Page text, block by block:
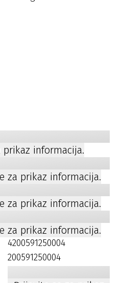
prikaz informacija.
za prikaz informacija.
za prikaz informacija.
za prikaz informacija.
4200591250004
200591250004